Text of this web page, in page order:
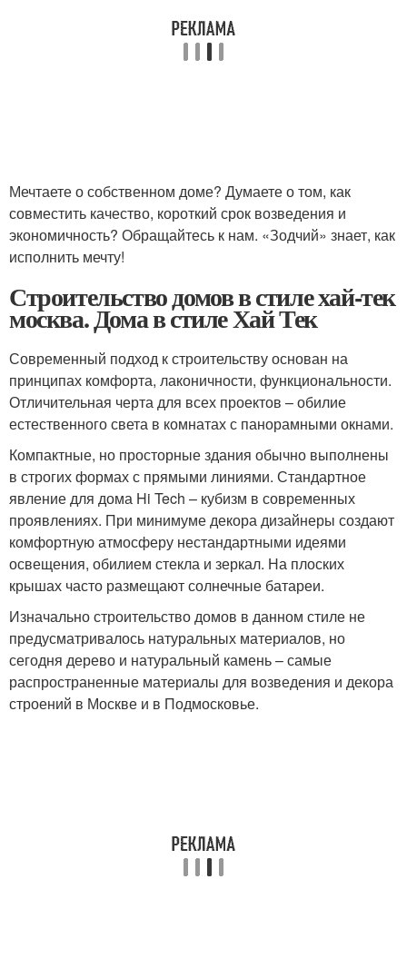
Мечтаете о собственном доме? Думаете о том, как
совместить качество, короткий срок возведения и
экономичность? Обращайтесь к нам. «Зодчий» знает, как
исполнить мечту!
Строительство домов в стиле хай-тек
москва. Дома в стиле Хай Тек
Современный подход к строительству основан на
принципах комфорта, лаконичности, функциональности.
Отличительная черта для всех проектов – обилие
естественного света в комнатах с панорамными окнами.
Компактные, но просторные здания обычно выполнены
в строгих формах с прямыми линиями. Стандартное
явление для дома Hi Tech – кубизм в современных
проявлениях. При минимуме декора дизайнеры создают
комфортную атмосферу нестандартными идеями
освещения, обилием стекла и зеркал. На плоских
крышах часто размещают солнечные батареи.
Изначально строительство домов в данном стиле не
предусматривалось натуральных материалов, но
сегодня дерево и натуральный камень – самые
распространенные материалы для возведения и декора
строений в Москве и в Подмосковье.